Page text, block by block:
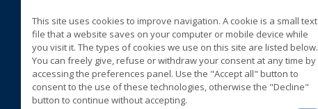
BLUVER specialità alimentari
Cda San Marco II Zona ASI
72015 Fasano (Brindisi) Italia
+39 080 4413063
This site uses cookies to improve navigation. A cookie is a small text
file that a website saves on your computer or mobile device while
you visit it. The types of cookies we use on this site are listed below.
You can freely give, refuse or withdraw your consent at any time by
accessing the preferences panel. Use the "Accept all" button to
consent to the use of these technologies, otherwise the "Decline"
button to continue without accepting.